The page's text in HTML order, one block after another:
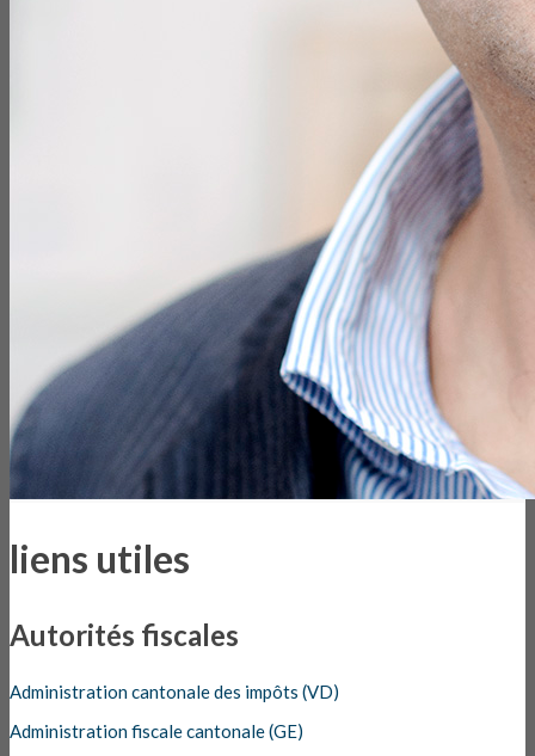
liens utiles
Autorités fiscales
Administration cantonale des impôts (VD)
Administration fiscale cantonale (GE)